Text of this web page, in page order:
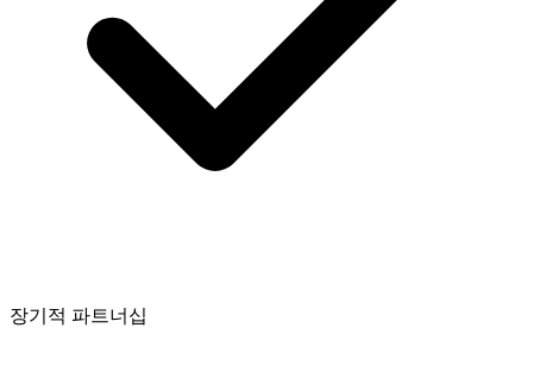
장기적 파트너십